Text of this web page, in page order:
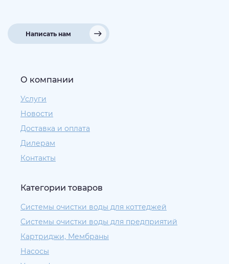
Написать нам
О компании
Услуги
Новости
Доставка и оплата
Дилерам
Контакты
Категории товаров
Системы очистки воды для коттеджей
Системы очистки воды для предприятий
Картриджи, Мембраны
Насосы